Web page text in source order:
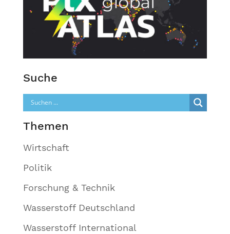
Suche
Themen
Wirtschaft
Politik
Forschung & Technik
Wasserstoff Deutschland
Wasserstoff International